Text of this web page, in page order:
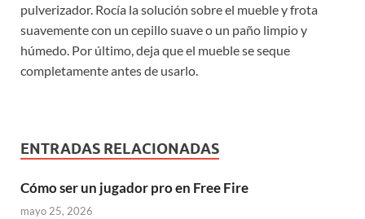
pulverizador. Rocía la solución sobre el mueble y frota
suavemente con un cepillo suave o un paño limpio y
húmedo. Por último, deja que el mueble se seque
completamente antes de usarlo.
ENTRADAS RELACIONADAS
Cómo ser un jugador pro en Free Fire
mayo 25, 2026